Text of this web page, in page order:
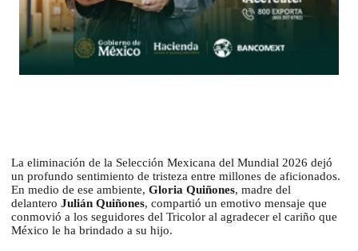
La eliminación de la Selección Mexicana del Mundial 2026 dejó
un profundo sentimiento de tristeza entre millones de aficionados.
En medio de ese ambiente, Gloria Quiñones, madre del
delantero Julián Quiñones, compartió un emotivo mensaje que
conmovió a los seguidores del Tricolor al agradecer el cariño que
México le ha brindado a su hijo.